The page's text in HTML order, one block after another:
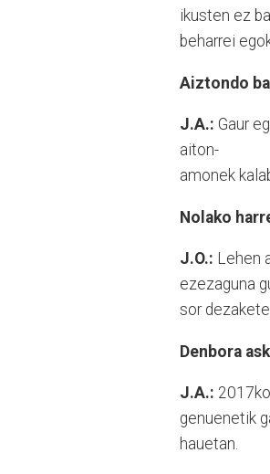
ikusten ez
beharrei
Aiztondo
J.A.: Gaur
aiton-
amonek
Nolako
J.O.: Lehen
ezezaguna
sor
Denbora
J.A.:
genuenetik
hauetan.